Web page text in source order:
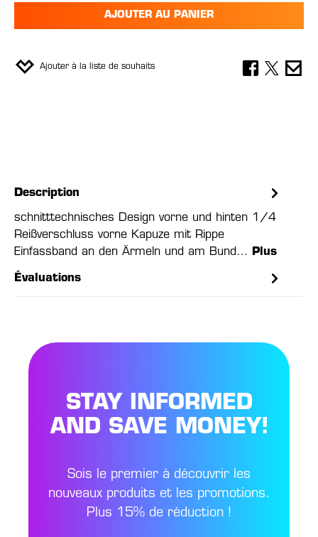
AJOUTER AU PANIER
Ajouter à la liste de souhaits
Description
schnitttechnisches Design vorne und hinten 1/4
Reißverschluss vorne Kapuze mit Rippe
Einfassband an den Ärmeln und am Bund…
Plus
Évaluations
STAY INFORMED
AND SAVE MONEY!
Sois le premier à découvrir les
nouveaux produits et les promotions.
Plus 15% de réduction !